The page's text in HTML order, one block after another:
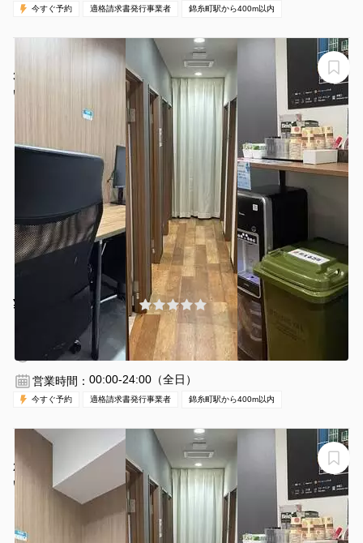
今すぐ予約 適格請求書発行事業者 錦糸町駅から400m以内
【錦糸町駅から徒歩1分】モニター・フリードリンク付き
3名完全個室（ブース17）※予約時間前は入室不可
いいオフィス錦糸町
¥660 〜 ¥660 /時間
(0件)
錦糸町駅 徒歩3分
東京都墨田区江東橋3-8-11
30分〜
営業時間： 00:00-24:00（全日）
今すぐ予約 適格請求書発行事業者 錦糸町駅から400m以内
【錦糸町駅から徒歩1分】モニター・フリードリンク付き
2名完全個室（ブース11）※予約時間前は入室不可
いいオフィス錦糸町